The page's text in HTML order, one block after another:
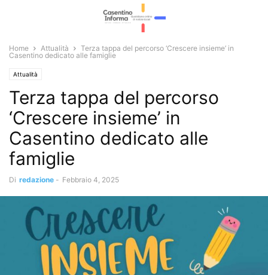
Home Attualità
Terza tappa del percorso ‘Crescere insieme’ in
Casentino dedicato alle famiglie
Attualità
Terza tappa del percorso
‘Crescere insieme’ in
Casentino dedicato alle
famiglie
Di redazione - Febbraio 4, 2025